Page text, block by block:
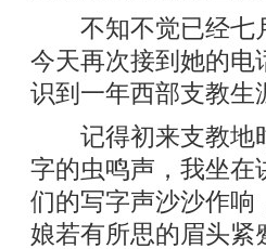
不知不觉已经七月
今天再次接到她的电
识到一年西部支教生
记得初来支教地时
字的虫鸣声，我坐在
们的写字声沙沙作响
娘若有所思的眉头紧